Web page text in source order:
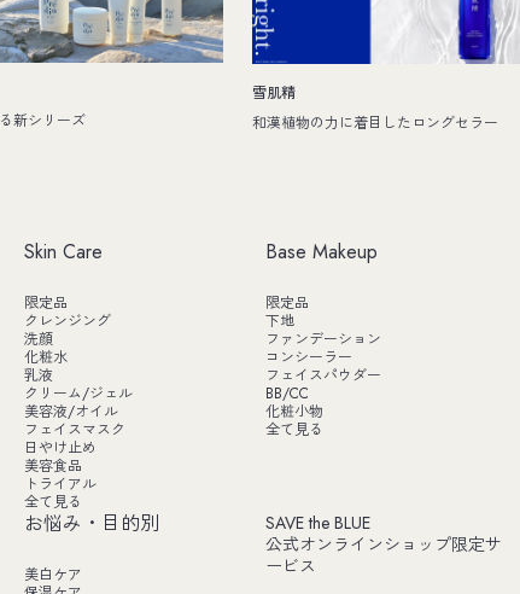
新シリーズ
雪肌精
和漢植物の力に着目したロングセラー
Skin Care
限定品
クレンジング
洗顔
化粧水
乳液
クリーム/ジェル
美容液/オイル
フェイスマスク
日やけ止め
美容食品
トライアル
全て見る
Base Makeup
限定品
下地
ファンデーション
コンシーラー
フェイスパウダー
BB/CC
化粧小物
全て見る
お悩み・目的別
美白ケア
SAVE the BLUE
公式オンラインショップ限定サ
ービス